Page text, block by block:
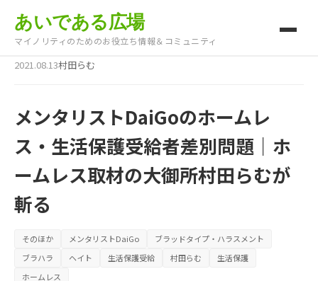
あいである広場
マイノリティのためのお役立ち情報＆コミュニティ
2021.08.13村田らむ
メンタリストDaiGoのホームレ
ス・生活保護受給者差別問題｜ホ
ームレス取材の大御所村田らむが
斬る
そのほか メンタリストDaiGo
ブラッドタイプ・ハラスメント
ブラハラ
ヘイト 生活保護受給 村田らむ
生活保護
ホームレス